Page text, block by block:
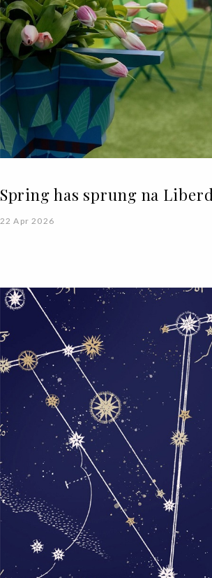
Spring has sprung na
22 Apr 2026